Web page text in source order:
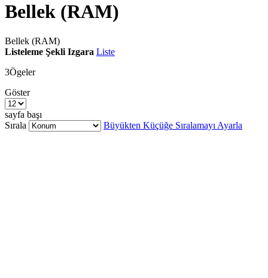
Bellek (RAM)
Bellek (RAM)
Listeleme Şekli Izgara Liste
3Ögeler
Göster
sayfa başı
Sırala
Büyükten Küçüğe Sıralamayı Ayarla